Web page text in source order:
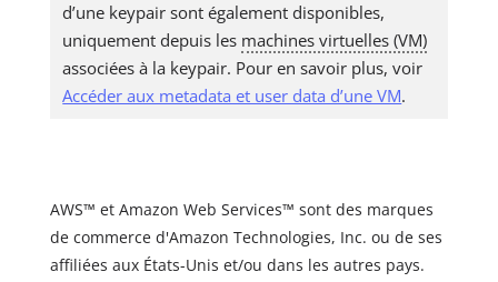
d’une keypair sont également disponibles,
uniquement depuis les machines virtuelles (VM)
associées à la keypair. Pour en savoir plus, voir
Accéder aux metadata et user data d’une VM.
AWS™ et Amazon Web Services™ sont des marques
de commerce d'Amazon Technologies, Inc. ou de ses
affiliées aux États-Unis et/ou dans les autres pays.